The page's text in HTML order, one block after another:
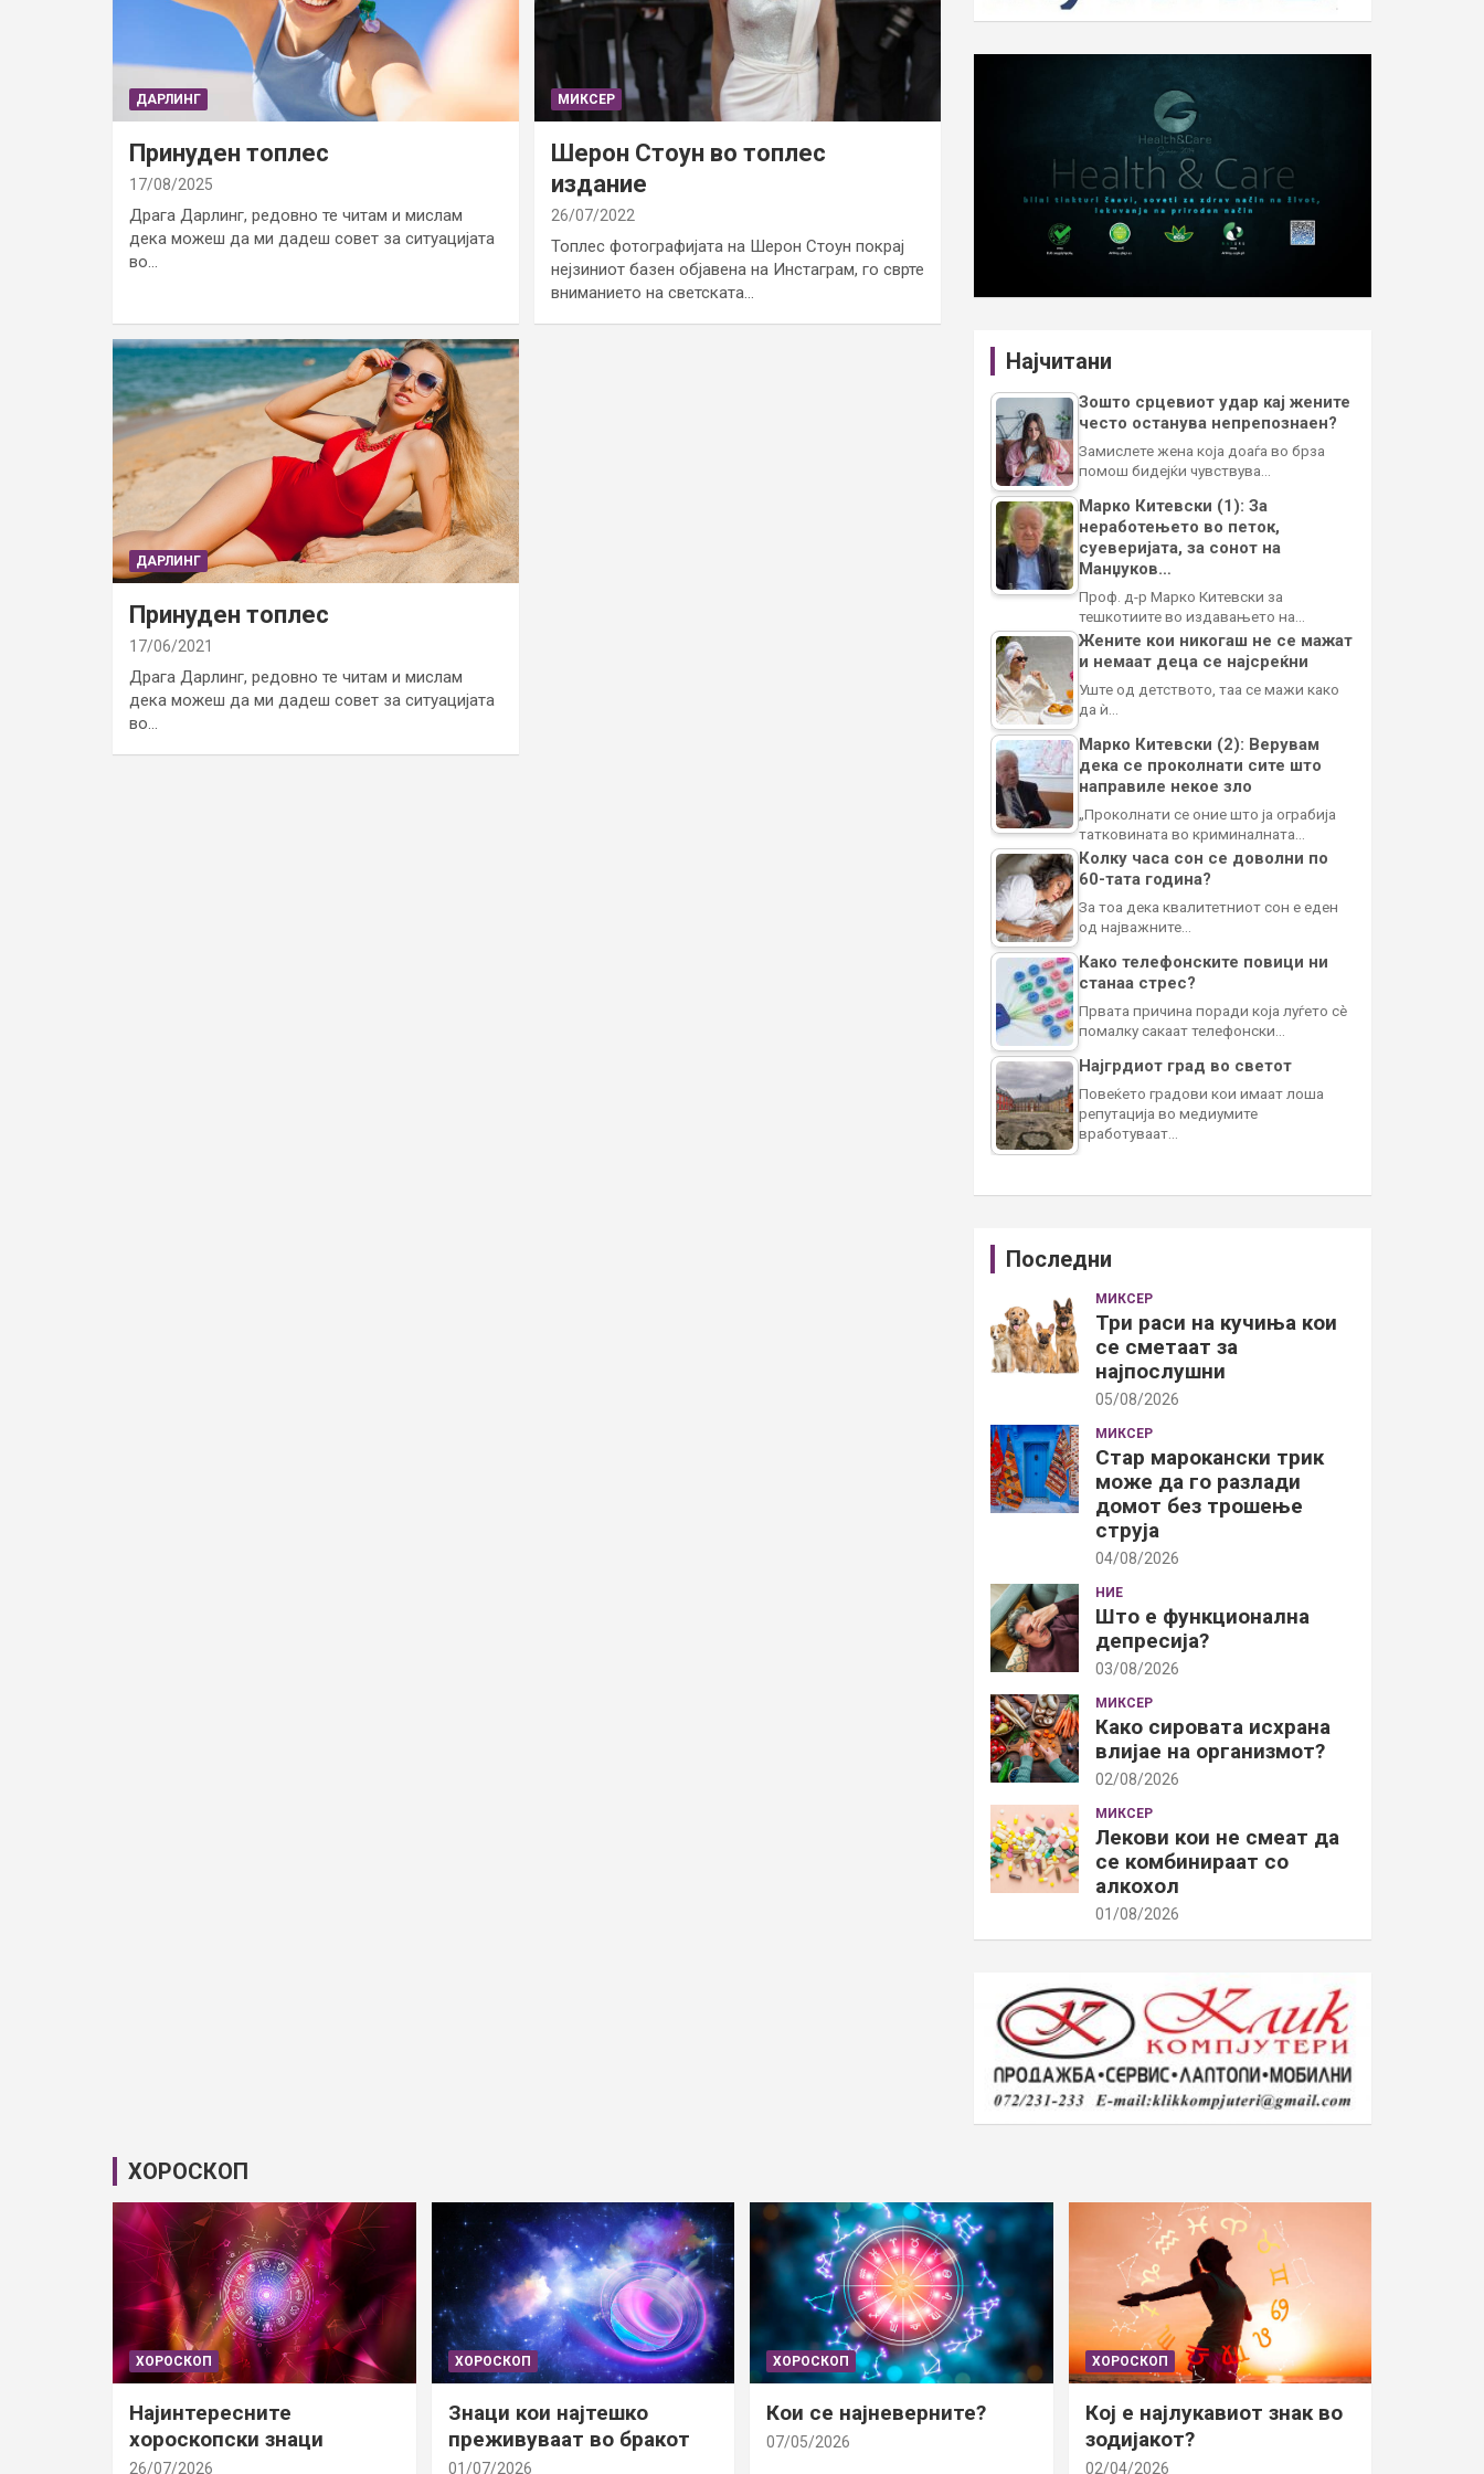
ДАРЛИНГ
Принуден топлес
17/08/2025
Драга Дарлинг, редовно те читам и мислам
дека можеш да ми дадеш совет за ситуацијата
во…
МИКСЕР
Шерон Стоун во топлес
издание
26/07/2022
Топлес фотографијата на Шерон Стоун покрај
нејзиниот базен објавена на Инстаграм, го сврте
вниманието на светската…
ДАРЛИНГ
Принуден топлес
17/06/2021
Драга Дарлинг, редовно те читам и мислам
дека можеш да ми дадеш совет за ситуацијата
во…
Најчитани
Зошто срцевиот удар кај жените
често останува непрепознаен?
Замислете жена која доаѓа во брза
помош бидејќи чувствува…
Марко Китевски (1): За
неработењето во петок,
суеверијата, за сонот на
Манџуков…
Проф. д-р Марко Китевски за
тешкотиите во издавањето на…
Жените кои никогаш не се мажат
и немаат деца се најсреќни
Уште од детството, таа се мажи како
да ѝ…
Марко Китевски (2): Верувам
дека се проколнати сите што
направиле некое зло
„Проколнати се оние што ја ограбија
татковината во криминалната…
Колку часа сон се доволни по
60-тата година?
За тоа дека квалитетниот сон е еден
од најважните…
Како телефонските повици ни
станаа стрес?
Првата причина поради која луѓето сè
помалку сакаат телефонски…
Најгрдиот град во светот
Повеќето градови кои имаат лоша
репутација во медиумите
вработуваат…
Последни
МИКСЕР
Три раси на кучиња кои
се сметаат за
најпослушни
05/08/2026
МИКСЕР
Стар марокански трик
може да го разлади
домот без трошење
струја
04/08/2026
НИЕ
Што е функционална
депресија?
03/08/2026
МИКСЕР
Како сировата исхрана
влијае на организмот?
02/08/2026
МИКСЕР
Лекови кои не смеат да
се комбинираат со
алкохол
01/08/2026
ХОРОСКОП
ХОРОСКОП
Најинтересните
хороскопски знаци
26/07/2026
ХОРОСКОП
Знаци кои најтешко
преживуваат во бракот
01/07/2026
ХОРОСКОП
Кои се најневерните?
07/05/2026
ХОРОСКОП
Кој е најлукавиот знак во
зодијакот?
02/04/2026